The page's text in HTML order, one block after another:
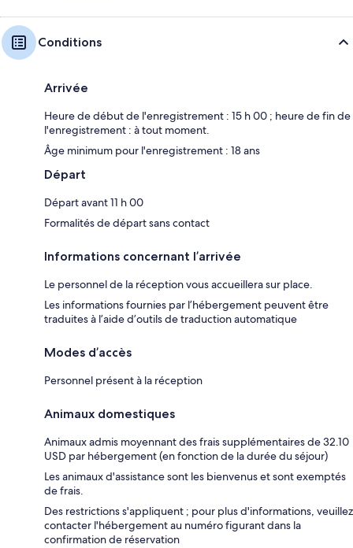
Conditions
Arrivée
Heure de début de l'enregistrement : 15 h 00 ; heure de fin de
l'enregistrement : à tout moment.
Âge minimum pour l'enregistrement : 18 ans
Départ
Départ avant 11 h 00
Formalités de départ sans contact
Informations concernant l’arrivée
Le personnel de la réception vous accueillera sur place.
Les informations fournies par l’hébergement peuvent être
traduites à l’aide d’outils de traduction automatique
Modes d’accès
Personnel présent à la réception
Animaux domestiques
Animaux admis moyennant des frais supplémentaires de 32.10
USD par hébergement (en fonction de la durée du séjour)
Les animaux d'assistance sont les bienvenus et sont exemptés
de frais.
Des restrictions s'appliquent ; pour plus d'informations, veuillez
contacter l'hébergement au numéro figurant dans la
confirmation de réservation